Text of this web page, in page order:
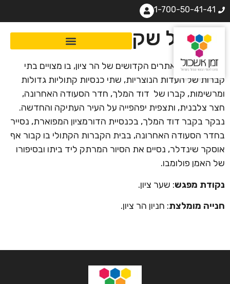
1-700-50-41-41
הר של שקט, קדושה וחן
סיור מרשים באתרים הקדושים של הר ציון, בו מצויים בתי
קברות של העדות הנוצריות, שתי כנסיות קתוליות גדולות
ומרשימות, קברו של דוד המלך, חדר הסעודה האחרונה,
חצר צלבנית, ותצפית יפהפייה על העיר העתיקה והחדשה.
נבקר בקבר דוד המלך, בכנסיית הדורמציון המפוארת, נסייר
בחדר הסעודה האחרונה, בבית הקברות הקתולי בו קבור אף
אוסקר שינדלר, נסיים את הסיור המרתק ליד ביתו ובסיפורו
של האמן פולומבו.
נקודת מפגש: שער ציון.
חנייה מומלצת: חניון הר ציון.